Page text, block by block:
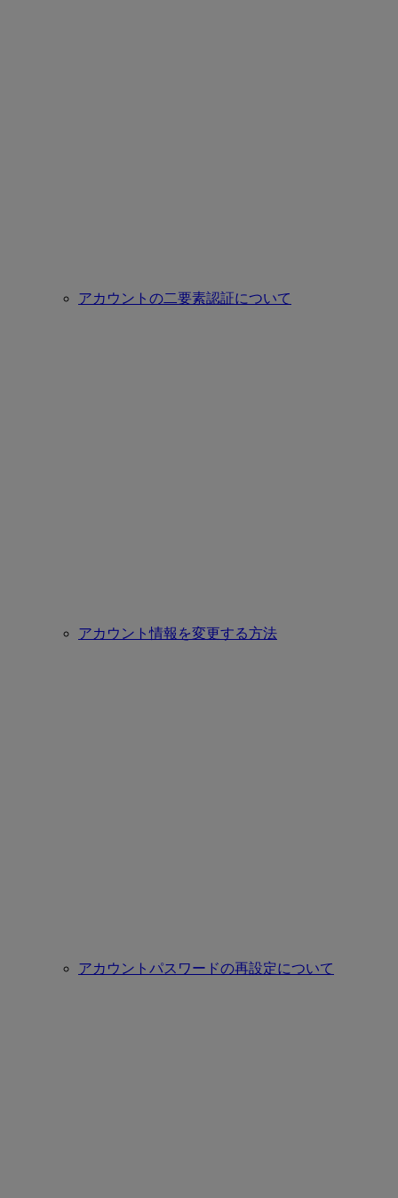
アカウントの二要素認証について
アカウント情報を変更する方法
アカウントパスワードの再設定について